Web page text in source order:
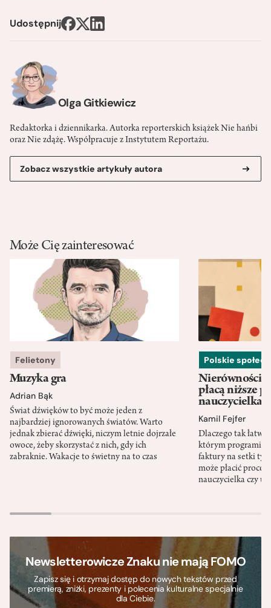
Olga Gitkiewicz
Redaktorka i dziennikarka. Autorka reporterskich książek Nie hańbi
oraz Nie zdążę. Współpracuje z Instytutem Reportażu.
Zobacz wszystkie artykuły autora
Udostępnij
Może Cię zainteresować
Felietony
Muzyka gra
Adrian Bąk
Świat dźwięków to być może jeden z
najbardziej ignorowanych światów. Warto
jednak zbierać dźwięki, niczym letnie dojrzałe
owoce, żeby skorzystać z nich, gdy ich
zabraknie. Wakacje to świetny na to czas
Polskie
Nierówności
płacą niższe
nauczycielka
Kamil Fejfer
Dlaczego tak
którym
faktury na setki
może płacić
nauczycielka czy
Newsletterowicze Znaku nie mają FOMO
Zapisz się i otrzymaj dostęp do nowych tekstów przed
premierą, zniżki, prezenty i polecenia kulturalne specjalnie
dla Ciebie.